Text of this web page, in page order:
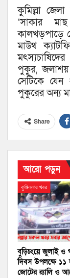
কুমিল্লা
‘সাকার
কালখড়পাড়ে
মাউথ
পুকুর, জলাশয়
সেটিকে
পুকুরের অন্য
Share
আরো পড়ুন
কুমিল্লার খবর
বুড়িচংয়ে জুলাই ও
দিবস উপলক্ষে ১১
জোটের র‍্যালি ও